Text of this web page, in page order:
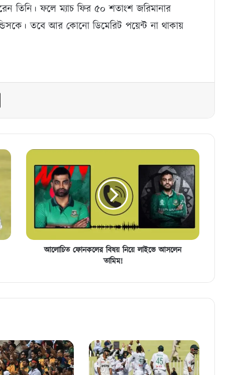
তিনি। ফলে ম্যাচ ফির ৫০ শতাংশ জরিমানার
তবে আর কোনো ডিমেরিট পয়েন্ট না থাকায়
আলোচিত
ফোনকলের
বিষয়
নিয়ে
লাইভে
আসলেন
তামিম!
আলোচিত ফোনকলের বিষয় নিয়ে লাইভে আসলেন
তামিম!